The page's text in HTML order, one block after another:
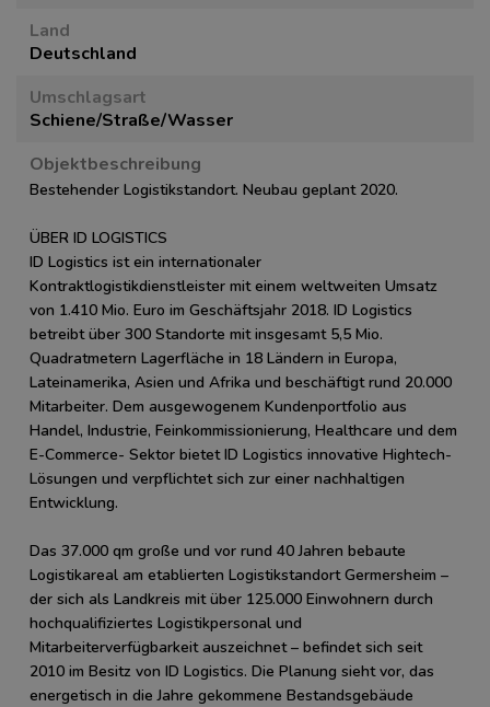
Land
Deutschland
Umschlagsart
Schiene/Straße/Wasser
Objektbeschreibung
Bestehender Logistikstandort. Neubau geplant 2020.
ÜBER ID LOGISTICS
ID Logistics ist ein internationaler
Kontraktlogistikdienstleister mit einem weltweiten Umsatz
von 1.410 Mio. Euro im Geschäftsjahr 2018. ID Logistics
betreibt über 300 Standorte mit insgesamt 5,5 Mio.
Quadratmetern Lagerfläche in 18 Ländern in Europa,
Lateinamerika, Asien und Afrika und beschäftigt rund 20.000
Mitarbeiter. Dem ausgewogenem Kundenportfolio aus
Handel, Industrie, Feinkommissionierung, Healthcare und dem
E-Commerce- Sektor bietet ID Logistics innovative Hightech-
Lösungen und verpflichtet sich zur einer nachhaltigen
Entwicklung.
Das 37.000 qm große und vor rund 40 Jahren bebaute
Logistikareal am etablierten Logistikstandort Germersheim –
der sich als Landkreis mit über 125.000 Einwohnern durch
hochqualifiziertes Logistikpersonal und
Mitarbeiterverfügbarkeit auszeichnet – befindet sich seit
2010 im Besitz von ID Logistics. Die Planung sieht vor, das
energetisch in die Jahre gekommene Bestandsgebäude